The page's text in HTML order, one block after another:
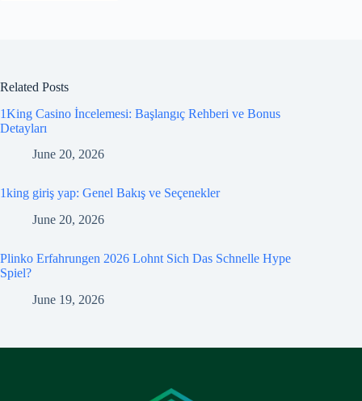
Related Posts
1King Casino İncelemesi: Başlangıç Rehberi ve Bonus
Detayları
June 20, 2026
1king giriş yap: Genel Bakış ve Seçenekler
June 20, 2026
Plinko Erfahrungen 2026 Lohnt Sich Das Schnelle Hype
Spiel?
June 19, 2026